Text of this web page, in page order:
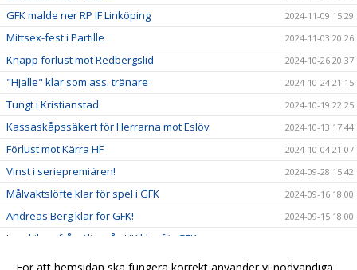
GFK malde ner RP IF Linköping 2024-11-09 15:29
Mittsex-fest i Partille 2024-11-03 20:26
Knapp förlust mot Redbergslid 2024-10-26 20:37
"Hjalle" klar som ass. tränare 2024-10-24 21:15
Tungt i Kristianstad 2024-10-19 22:25
Kassaskåpssäkert för Herrarna mot Eslöv 2024-10-13 17:44
Förlust mot Kärra HF 2024-10-04 21:07
Vinst i seriepremiären! 2024-09-28 15:42
Målvaktslöfte klar för spel i GFK 2024-09-16 18:00
Andreas Berg klar för GFK! 2024-09-15 18:00
Lysekilare från Alingsås HK klar för GFK
2024-09-13 21:27